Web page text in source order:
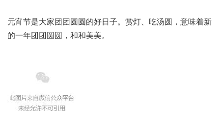
元宵节是大家团团圆圆的好日子。赏灯、吃汤圆，意味着新
的一年团团圆圆，和和美美。